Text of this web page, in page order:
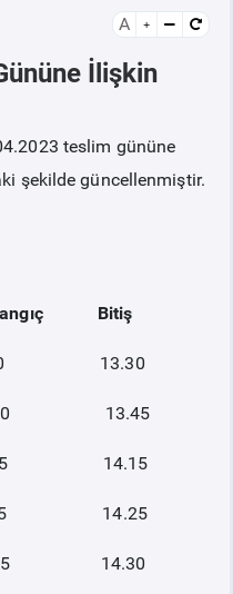
A
İlişkin
teslim gününe
şekilde güncellenmiştir.
Bitiş
13.30
13.45
14.15
14.25
14.30